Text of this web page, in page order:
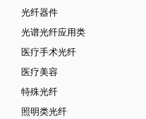
光纤器件
光谱光纤应用类
医疗手术光纤
医疗美容
特殊光纤
照明类光纤